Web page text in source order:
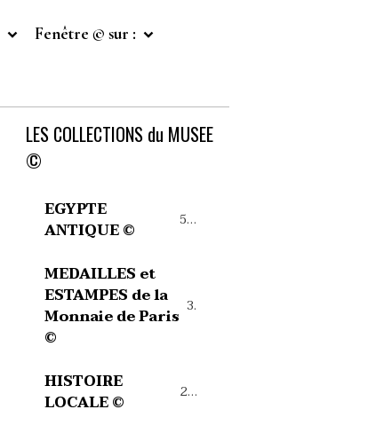
Fenêtre © sur :
LES COLLECTIONS du MUSEE
©
EGYPTE
ANTIQUE ©
54
MEDAILLES et
ESTAMPES de la
Monnaie de Paris
©
39
HISTOIRE
LOCALE ©
27